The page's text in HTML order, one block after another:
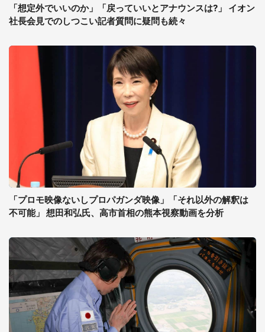
「想定外でいいのか」「戻っていいとアナウンスは?」 イオン
社長会見でのしつこい記者質問に疑問も続々
「プロモ映像ないしプロパガンダ映像」「それ以外の解釈は
不可能」 想田和弘氏、高市首相の熊本視察動画を分析